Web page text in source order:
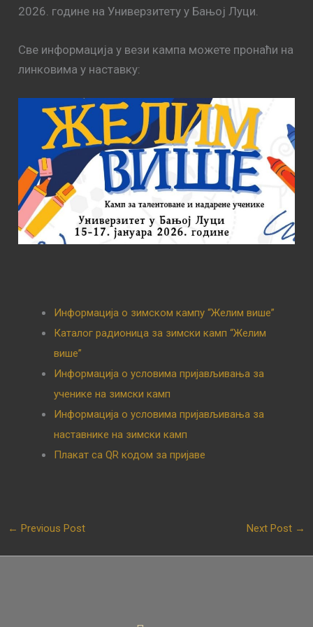
2026. године на Универзитету у Бањој Луци.
Све информација у вези кампа можете пронаћи на
линковима у наставку:
Информација о зимском кампу “Желим више”
Каталог радионица за зимски камп “Желим
више”
Информација о условима пријављивања за
ученике на зимски камп
Информација о условима пријављивања за
наставнике на зимски камп
Плакат са QR кодом за пријаве
← Previous Post Next Post →